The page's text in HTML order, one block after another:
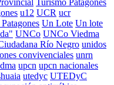
Turismo Patagones
u12 UCR ucr
Un Lote Un lote
UNCo UNCo Viedma
Río Negro unidos
convivenciales unrn
upcn upcn nacionales
utedyc UTEDyC